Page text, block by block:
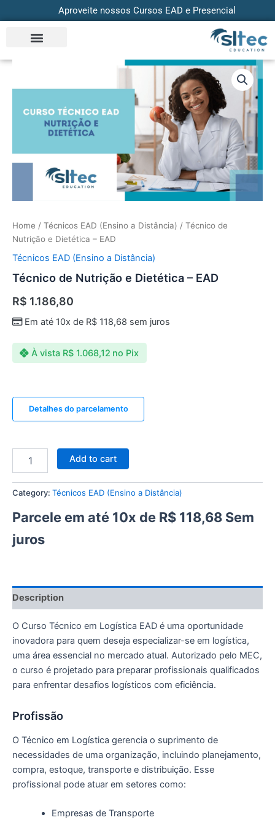
to
content
Aproveite nossos Cursos EAD e Presencial
Home / Técnicos EAD (Ensino a Distância) / Técnico de
Nutrição e Dietética – EAD
Técnicos EAD (Ensino a Distância)
Técnico de Nutrição e Dietética – EAD
R$ 1.186,80
Em até 10x de R$118,68 sem juros
À vista R$1.068,12 no Pix
Detalhes do parcelamento
Técnico
Nutrição
Dietética
Add to cart
Category: Técnicos EAD (Ensino a Distância)
Parcele em até 10x de R$ 118,68 Sem
juros
Description
O Curso Técnico em Logística EAD é uma oportunidade
inovadora para quem deseja especializar-se em logística,
uma área essencial no mercado atual. Autorizado pelo MEC,
o curso é projetado para preparar profissionais qualificados
para enfrentar desafios logísticos com eficiência.
Profissão
O Técnico em Logística gerencia o suprimento de
necessidades de uma organização, incluindo planejamento,
compra, estoque, transporte e distribuição. Esse
profissional pode atuar em setores como:
Empresas de Transporte